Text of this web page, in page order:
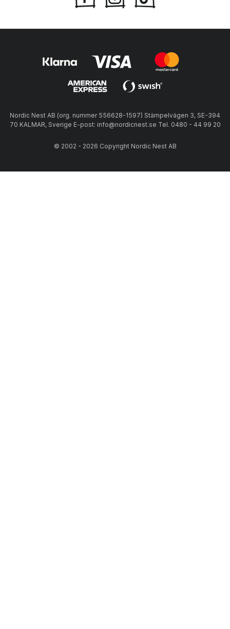
Nordic Nest AB (org. nummer 556628-1597) Stämpelvägen 3, SE-394
70 KALMAR, Sverige E-post: info@nordicnest.se Tel. 0480 - 44 99 20
© 2002 - 2026 Copyright Nordic Nest AB